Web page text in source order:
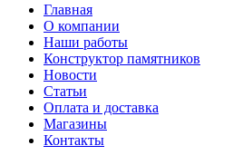
Главная
О компании
Наши работы
Конструктор памятников
Новости
Статьи
Оплата и доставка
Магазины
Контакты